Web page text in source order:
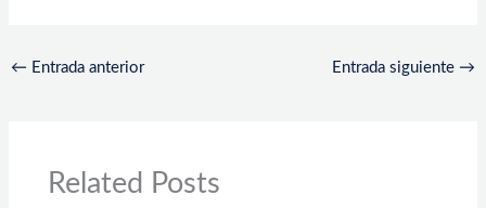
← Entrada anterior Entrada siguiente →
Related Posts